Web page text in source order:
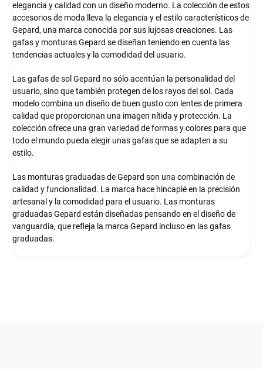
elegancia y calidad con un diseño moderno. La colección de estos
accesorios de moda lleva la elegancia y el estilo característicos de
Gepard, una marca conocida por sus lujosas creaciones. Las
gafas y monturas Gepard se diseñan teniendo en cuenta las
tendencias actuales y la comodidad del usuario.
Las gafas de sol Gepard no sólo acentúan la personalidad del
usuario, sino que también protegen de los rayos del sol. Cada
modelo combina un diseño de buen gusto con lentes de primera
calidad que proporcionan una imagen nítida y protección. La
colección ofrece una gran variedad de formas y colores para que
todo el mundo pueda elegir unas gafas que se adapten a su
estilo.
Las monturas graduadas de Gepard son una combinación de
calidad y funcionalidad. La marca hace hincapié en la precisión
artesanal y la comodidad para el usuario. Las monturas
graduadas Gepard están diseñadas pensando en el diseño de
vanguardia, que refleja la marca Gepard incluso en las gafas
graduadas.